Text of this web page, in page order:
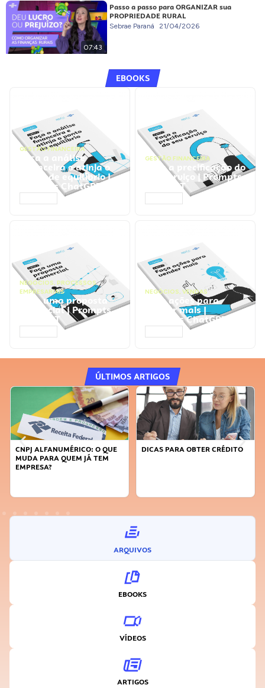
07:43
Passo a passo para ORGANIZAR sua
PROPRIEDADE RURAL
Sebrae Paraná 21/04/2026
EBOOKS
GESTÃO FINANCEIRA
Faça a análise
financeira e atinja o
ponto de equilíbrio |
Prompts ChatGPT
GESTÃO FINANCEIRA
Faça a precificação do
seu serviço | Prompts
ChatGPT
NEGÓCIOS, PROCESSOS
EMPRESARIAIS
Faça uma proposta
comercial | Prompts
ChatGPT
NEGÓCIOS, VENDAS
Faça ações para
vender mais |
Prompts ChatGPT
ÚLTIMOS ARTIGOS
O QUE
JÁ TEM
DICAS PARA OBTER CRÉDITO
FAÇA A DIFERENÇA:
ARQUIVOS
EBOOKS
VÍDEOS
ARTIGOS